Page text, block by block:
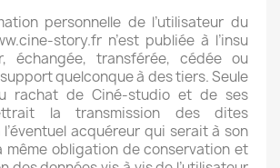
personnelle de l’utilisateur du
story.fr n’est publiée à l’insu
échangée, transférée, cédée ou
quelconque à des tiers. Seule
rachat de Ciné-studio et de ses
la transmission des dites
acquéreur qui serait à son
même obligation de conservation et